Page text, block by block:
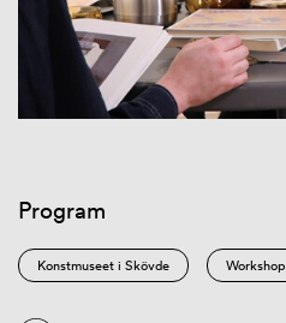
Program
Konstmuseet i Skövde Workshop